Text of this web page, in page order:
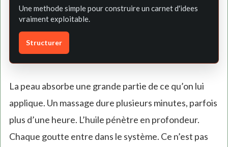
Une methode simple pour construire un carnet d'idees
vraiment exploitable.
Structurer
La peau absorbe une grande partie de ce qu’on lui
applique. Un massage dure plusieurs minutes, parfois
plus d’une heure. L’huile pénètre en profondeur.
Chaque goutte entre dans le système. Ce n’est pas